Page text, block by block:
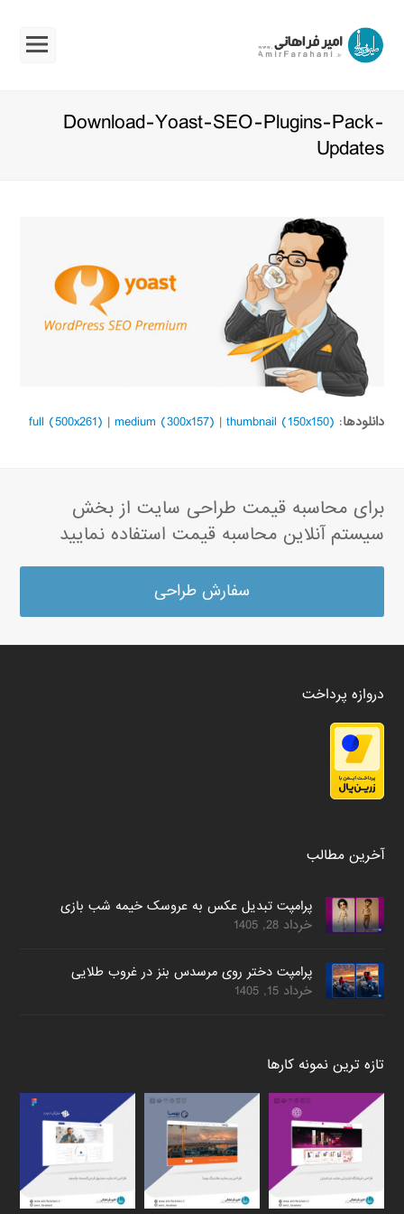
Open
Download-Yoast-SEO-Plugins-Pack-
Updates
دانلودها:
full (500x261) | medium (300x157) | thumbnail (150x150)
برای محاسبه قیمت طراحی سایت از بخش
سیستم آنلاین محاسبه قیمت استفاده نمایید
سفارش طراحی
دروازه پرداخت
آخرین مطالب
پرامپت تبدیل عکس به عروسک خیمه شب بازی
خرداد 28, 1405
پرامپت دختر روی مرسدس بنز در غروب طلایی
خرداد 15, 1405
تازه ترین نمونه کارها